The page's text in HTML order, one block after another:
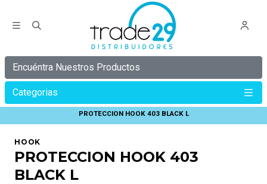
Encuéntra Nuestros Productos
Categorias
PROTECCION HOOK 403 BLACK L
HOOK
PROTECCION HOOK 403
BLACK L